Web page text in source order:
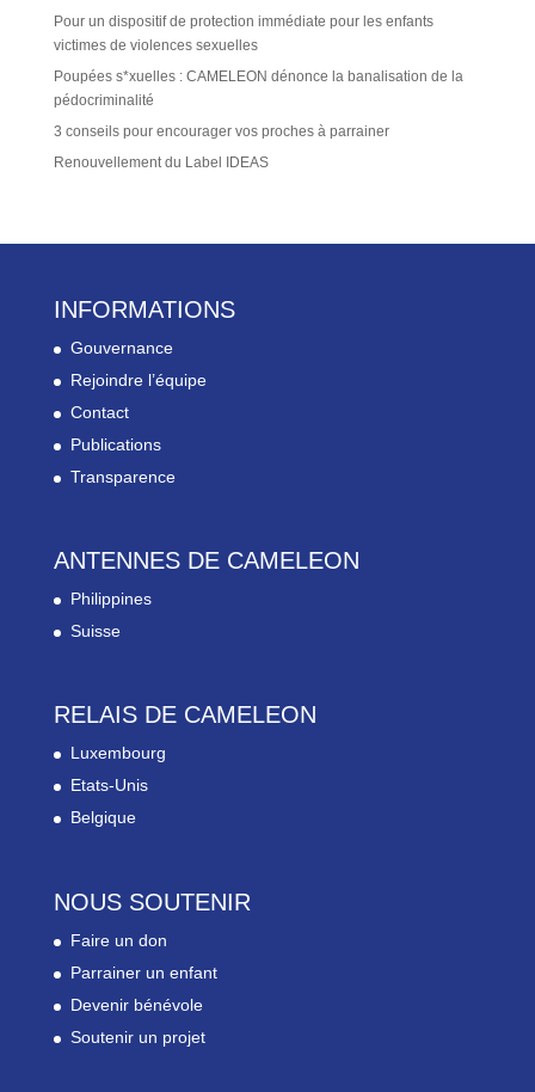
Pour un dispositif de protection immédiate pour les enfants
victimes de violences sexuelles
Poupées s*xuelles : CAMELEON dénonce la banalisation de la
pédocriminalité
3 conseils pour encourager vos proches à parrainer
Renouvellement du Label IDEAS
INFORMATIONS
Gouvernance
Rejoindre l’équipe
Contact
Publications
Transparence
ANTENNES DE CAMELEON
Philippines
Suisse
RELAIS DE CAMELEON
Luxembourg
Etats-Unis
Belgique
NOUS SOUTENIR
Faire un don
Parrainer un enfant
Devenir bénévole
Soutenir un projet